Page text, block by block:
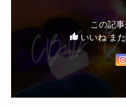
この記
いいね ま